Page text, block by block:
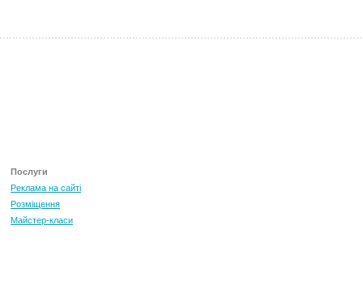
Послуги
Реклама на сайті
Розміщення
Майстер-класи